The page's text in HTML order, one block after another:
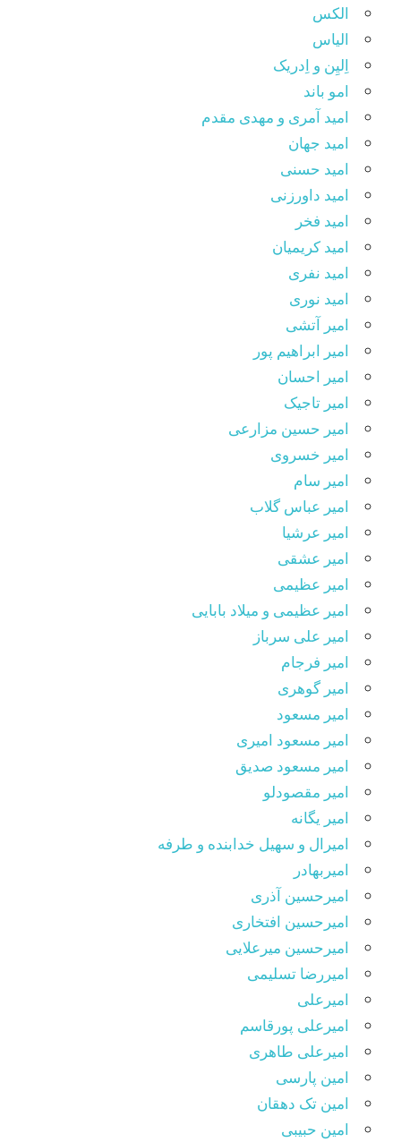
الکس
الیاس
اِلیِن و اِدریک
امو باند
امید آمری و مهدی مقدم
امید جهان
امید حسنی
امید داورزنی
امید فخر
امید کریمیان
امید نفری
امید نوری
امیر آتشی
امیر ابراهیم پور
امیر احسان
امیر تاجیک
امیر حسین مزارعی
امیر خسروی
امیر سام
امیر عباس گلاب
امیر عرشیا
امیر عشقی
امیر عظیمی
امیر عظیمی و میلاد بابایی
امیر علی سرباز
امیر فرجام
امیر گوهری
امیر مسعود
امیر مسعود امیری
امیر مسعود صدیق
امیر مقصودلو
امیر یگانه
امیرال و سهیل خدابنده و طرفه
امیربهادر
امیرحسین آذری
امیرحسین افتخاری
امیرحسین میرعلایی
امیررضا تسلیمی
امیرعلی
امیرعلی پورقاسم
امیرعلی طاهری
امین پارسی
امین تک دهقان
امین حبیبی